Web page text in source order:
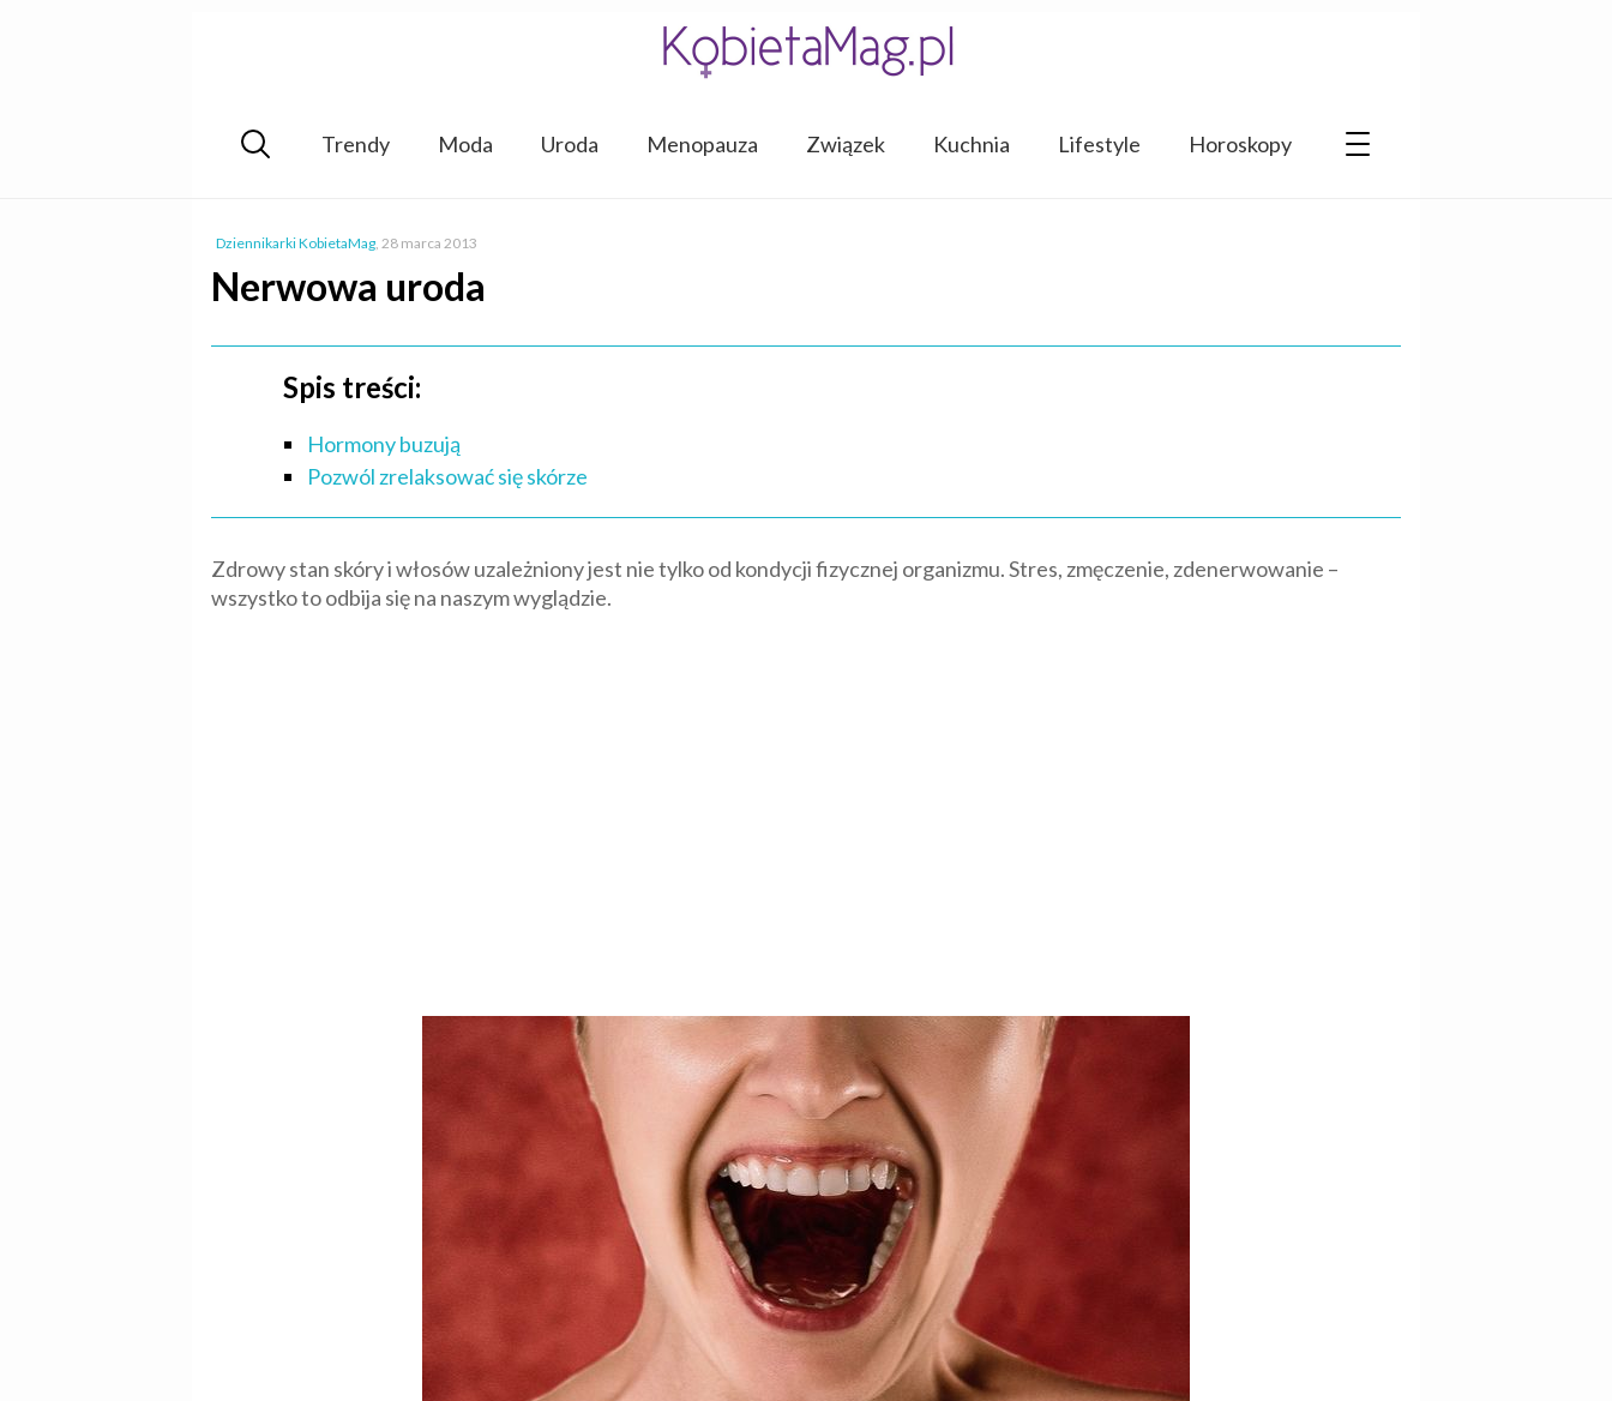
Trendy Moda Uroda Menopauza Związek Kuchnia Lifestyle Horoskopy
Dziennikarki KobietaMag, 28 marca 2013
Nerwowa uroda
Spis treści:
Hormony buzują
Pozwól zrelaksować się skórze
Zdrowy stan skóry i włosów uzależniony jest nie tylko od kondycji fizycznej organizmu. Stres, zmęczenie, zdenerwowanie –
wszystko to odbija się na naszym wyglądzie.